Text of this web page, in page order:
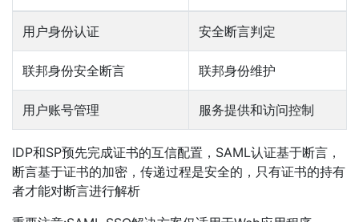
用户身份认证 安全断言判定
联邦身份安全断言 联邦身份维护
用户账号管理 服务提供和访问控制
IDP和SP预先完成证书的互信配置，SAML认证基于断言，
断言基于证书的加密，传递过程是安全的，只有证书的持有
者才能对断言进行解析